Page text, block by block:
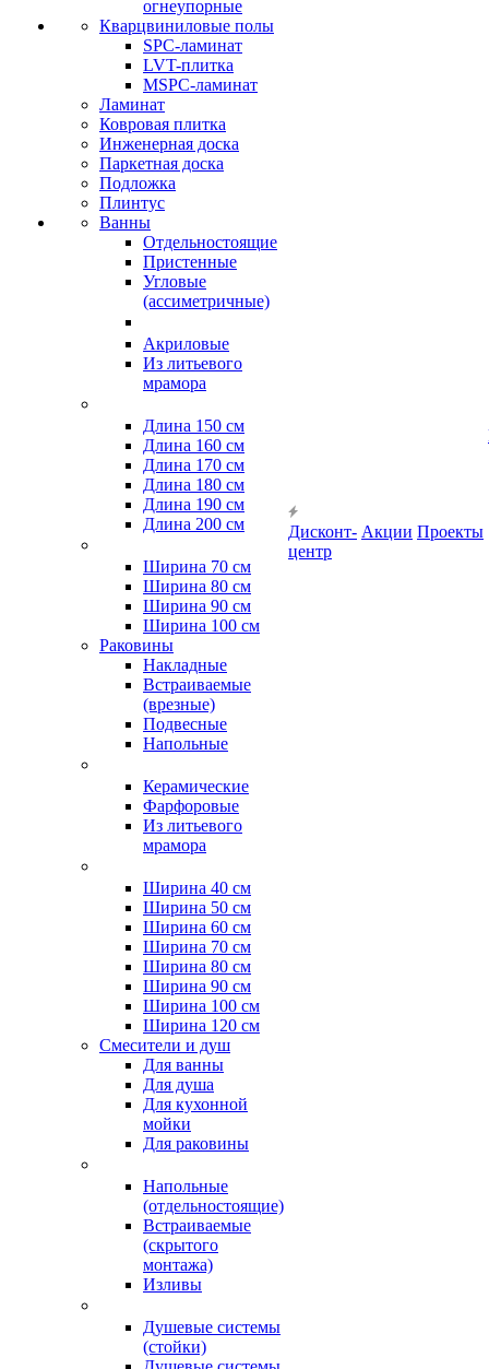
огнеупорные
Кварцвиниловые полы
SPC-ламинат
LVT-плитка
MSPC-ламинат
Ламинат
Ковровая плитка
Инженерная доска
Паркетная доска
Подложка
Плинтус
Ванны
Отдельностоящие
Пристенные
Угловые
(ассиметричные)
Акриловые
Из литьевого
мрамора
Длина 150 см
Длина 160 см
Длина 170 см
Длина 180 см
Длина 190 см
Длина 200 см
Ширина 70 см
Ширина 80 см
Ширина 90 см
Ширина 100 см
Раковины
Накладные
Встраиваемые
(врезные)
Подвесные
Напольные
Керамические
Фарфоровые
Из литьевого
мрамора
Ширина 40 см
Ширина 50 см
Ширина 60 см
Ширина 70 см
Ширина 80 см
Ширина 90 см
Ширина 100 см
Ширина 120 см
Смесители и душ
Для ванны
Для душа
Для кухонной
мойки
Для раковины
Напольные
(отдельностоящие)
Встраиваемые
(скрытого
монтажа)
Изливы
Душевые системы
(стойки)
Дисконт-
центр
Акции Проекты